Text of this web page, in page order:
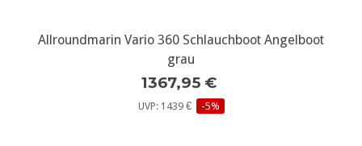
Allroundmarin Vario 360 Schlauchboot Angelboot
grau
1367,95 €
UVP: 1439 € -5%